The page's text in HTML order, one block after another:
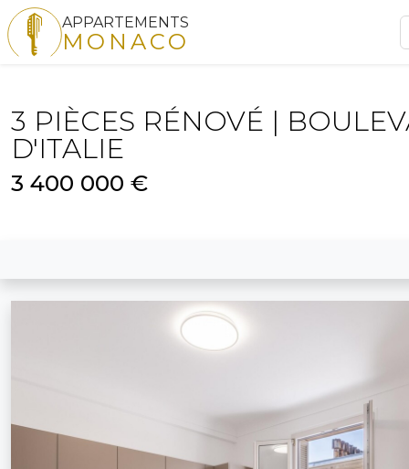
APPARTEMENTS
MONACO
3 PIÈCES RÉNOVÉ |
D'ITALIE
3 400 000 €